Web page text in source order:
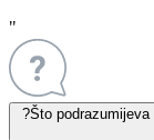
"
?Što